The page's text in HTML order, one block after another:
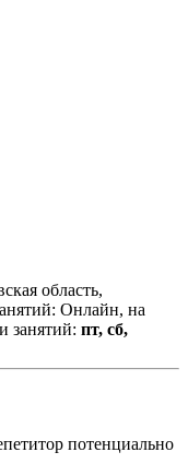
область,
Онлайн, на
занятий: пт, сб,
потенциально